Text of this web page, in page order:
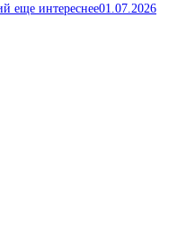
еще интереснее01.07.2026